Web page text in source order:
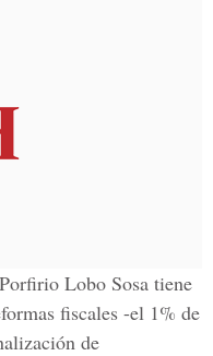
Lobo Sosa tiene
fiscales -el 1% de
de